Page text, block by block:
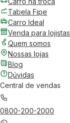
Tabela Fipe
Carro Ideal
Venda para lojistas
Quem somos
Nossas lojas
Blog
Dúvidas
Central de vendas
0800-200-2000